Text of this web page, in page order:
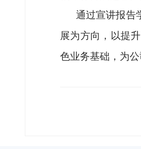
通过宣讲报告
展为方向，以提
色业务基础，为